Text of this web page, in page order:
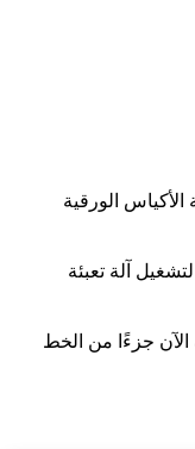
الورقية
آلة تعبئة
جزءًا من الخط